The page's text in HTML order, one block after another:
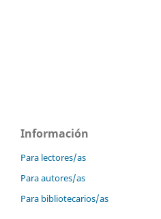
Información
Para lectores/as
Para autores/as
Para bibliotecarios/as